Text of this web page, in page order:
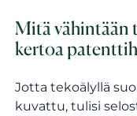
Mitä vähintään
kertoa
Jotta tekoälyllä
kuvattu, tulisi